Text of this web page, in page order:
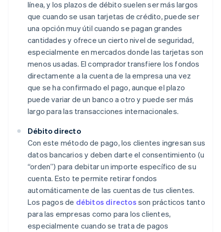
línea, y los plazos de débito suelen ser más largos
que cuando se usan tarjetas de crédito, puede ser
una opción muy útil cuando se pagan grandes
cantidades y ofrece un cierto nivel de seguridad,
especialmente en mercados donde las tarjetas son
menos usadas. El comprador transfiere los fondos
directamente a la cuenta de la empresa una vez
que se ha confirmado el pago, aunque el plazo
puede variar de un banco a otro y puede ser más
largo para las transacciones internacionales.
Débito directo
Con este método de pago, los clientes ingresan sus
datos bancarios y deben darte el consentimiento (u
“orden”) para debitar un importe específico de su
cuenta. Esto te permite retirar fondos
automáticamente de las cuentas de tus clientes.
Los pagos de débitos directos son prácticos tanto
para las empresas como para los clientes,
especialmente cuando se trata de pagos